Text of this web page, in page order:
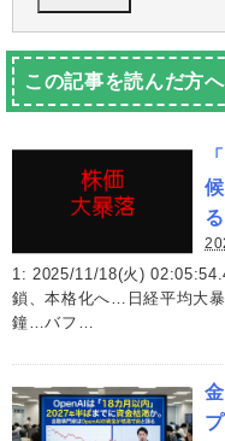
この記事を読んだ方
る
1: 2025/11/18(火)
鎖、本格化へ…日経平均大
鐘…バフ…